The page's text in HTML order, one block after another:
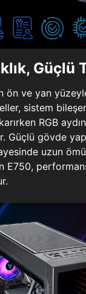
Güçlü
ön ve yan
sistem
RGB
Güçlü gövde
uzun
E750,